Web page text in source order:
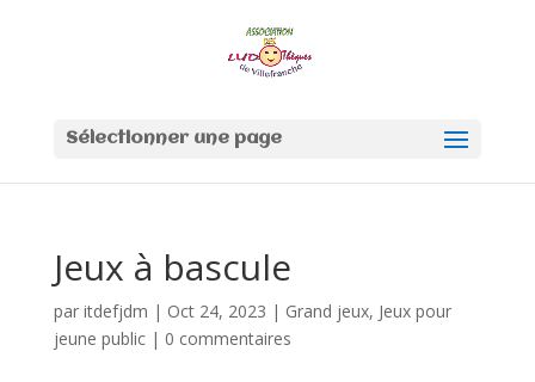
Sélectionner une page
Jeux à bascule
par itdefjdm | Oct 24, 2023 | Grand jeux, Jeux pour
jeune public| 0 commentaires